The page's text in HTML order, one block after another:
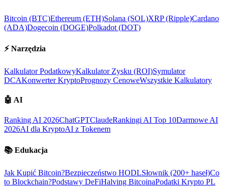
Bitcoin (BTC)Ethereum (ETH)Solana (SOL)XRP (Ripple)Cardano
(ADA)Dogecoin (DOGE)Polkadot (DOT)
⚡ Narzędzia
Kalkulator PodatkowyKalkulator Zysku (ROI)Symulator
DCAKonwerter KryptoPrognozy CenoweWszystkie Kalkulatory
🤖 AI
Ranking AI 2026ChatGPTClaudeRankingi AI Top 10Darmowe AI
2026AI dla KryptoAI z Tokenem
📚 Edukacja
Jak Kupić Bitcoin?Bezpieczeństwo HODLSłownik (200+ haseł)Co
to Blockchain?Podstawy DeFiHalving BitcoinaPodatki Krypto PL